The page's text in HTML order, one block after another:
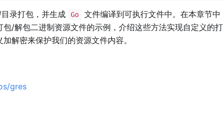
录打包，并生成 Go
文件编译到可执行文件中。在本章节中
/解包二进制资源文件的示例，介绍这些方法实现自定义的
解密来保护我们的资源文件内容。
gres